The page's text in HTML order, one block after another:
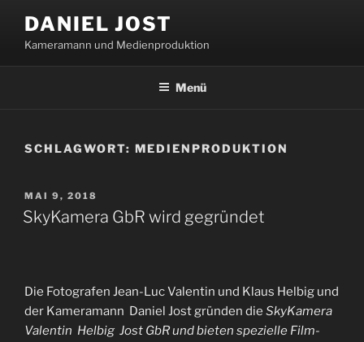
Inhalt
springen
DANIEL JOST
Kameramann und Medienproduktion
Menü
SCHLAGWORT: MEDIENPRODUKTION
VERÖFFENTLICHT
AM
MAI 9, 2018
SkyKamera GbR wird gegründet
Die Fotografen Jean-Luc Valentin und Klaus Helbig und
der Kameramann Daniel Jost gründen die SkyKamera
Valentin Helbig Jost GbR und bieten spezielle Film-